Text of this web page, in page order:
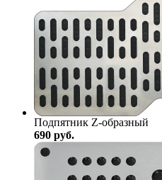
Подпятник Z-образный
690 руб.